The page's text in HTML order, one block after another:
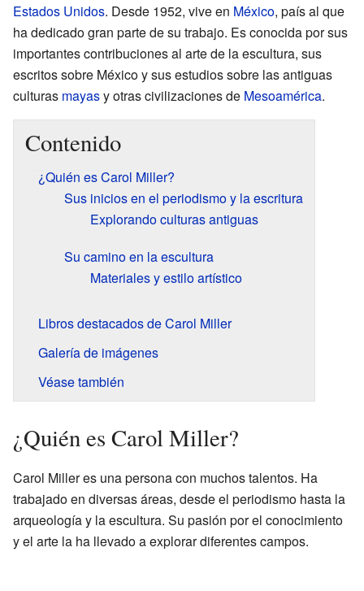
Estados Unidos. Desde 1952, vive en México, país al que
ha dedicado gran parte de su trabajo. Es conocida por sus
importantes contribuciones al arte de la escultura, sus
escritos sobre México y sus estudios sobre las antiguas
culturas mayasy otras civilizaciones de Mesoamérica.
Contenido
¿Quién es Carol Miller?
Sus inicios en el periodismo y la escritura
Explorando culturas antiguas
Su camino en la escultura
Materiales y estilo artístico
Libros destacados de Carol Miller
Galería de imágenes
Véase también
¿Quién es Carol Miller?
Carol Miller es una persona con muchos talentos. Ha
trabajado en diversas áreas, desde el periodismo hasta la
arqueología y la escultura. Su pasión por el conocimiento
y el arte la ha llevado a explorar diferentes campos.